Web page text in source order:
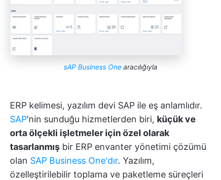
sAP Business One aracılığıyla
ERP kelimesi, yazılım devi SAP ile eş anlamlıdır.
SAP'nin sunduğu hizmetlerden biri, küçük ve
orta ölçekli işletmeler için özel olarak
tasarlanmış bir ERP envanter yönetimi çözümü
olan SAP Business One'dır. Yazılım,
özelleştirilebilir toplama ve paketleme süreçleri